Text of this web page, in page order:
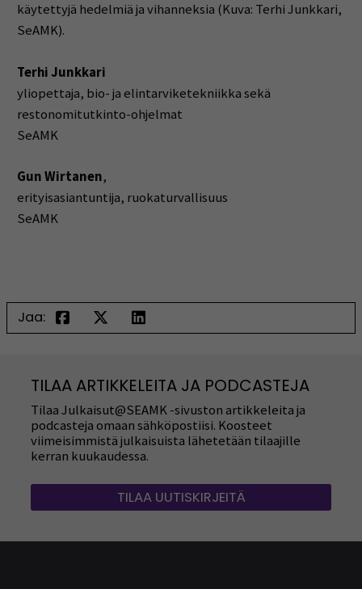
käytettyjä hedelmiä ja vihanneksia (Kuva: Terhi Junkkari,
SeAMK).
Terhi Junkkari
yliopettaja, bio- ja elintarviketekniikka sekä
restonomitutkinto-ohjelmat
SeAMK
Gun Wirtanen,
erityisasiantuntija, ruokaturvallisuus
SeAMK
Jaa:
TILAA ARTIKKELEITA JA PODCASTEJA
Tilaa Julkaisut@SEAMK -sivuston artikkeleita ja
podcasteja omaan sähköpostiisi. Koosteet
viimeisimmistä julkaisuista lähetetään tilaajille
kerran kuukaudessa.
TILAA UUTISKIRJEITÄ